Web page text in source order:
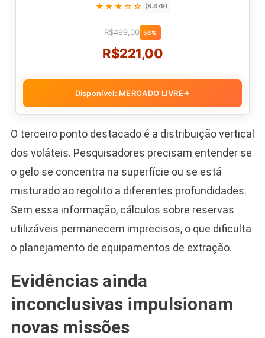
★★★☆☆ (8.479)
R$499,00 56%
R$221,00
Disponível: MERCADO LIVRE→
O terceiro ponto destacado é a distribuição vertical
dos voláteis. Pesquisadores precisam entender se
o gelo se concentra na superfície ou se está
misturado ao regolito a diferentes profundidades.
Sem essa informação, cálculos sobre reservas
utilizáveis permanecem imprecisos, o que dificulta
o planejamento de equipamentos de extração.
Evidências ainda
inconclusivas impulsionam
novas missões